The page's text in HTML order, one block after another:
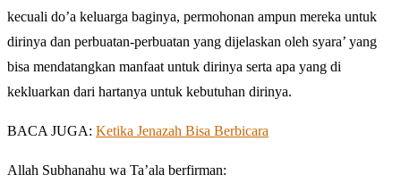
kecuali do’a keluarga baginya, permohonan ampun mereka untuk
dirinya dan perbuatan-perbuatan yang dijelaskan oleh syara’ yang
bisa mendatangkan manfaat untuk dirinya serta apa yang di
kekluarkan dari hartanya untuk kebutuhan dirinya.
BACA JUGA: Ketika Jenazah Bisa Berbicara
Allah Subhanahu wa Ta’ala berfirman: